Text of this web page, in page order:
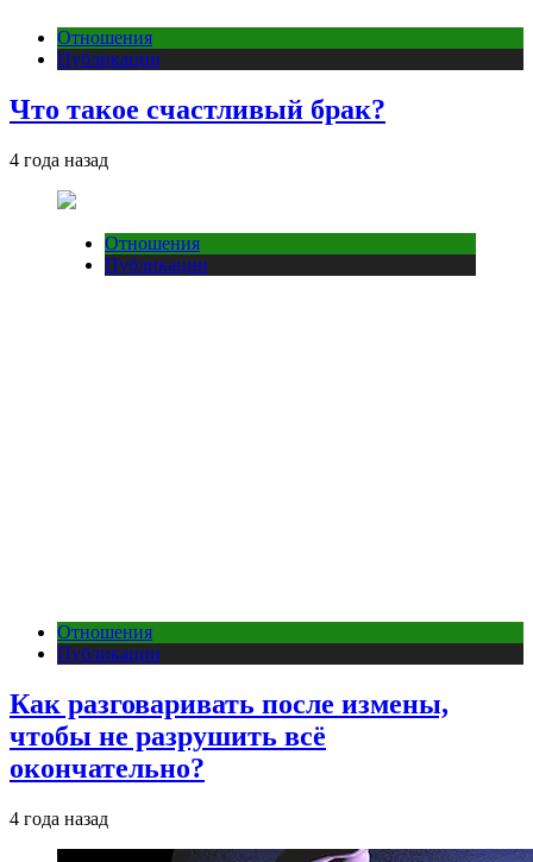
Отношения
Публикации
Что такое счастливый брак?
4 года назад
Отношения
Публикации
Отношения
Публикации
Как разговаривать после измены,
чтобы не разрушить всё
окончательно?
4 года назад